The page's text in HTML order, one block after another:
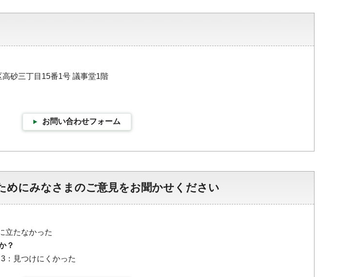
砂三丁目15番1号 議事堂1階
お問い合わせフォーム
めにみなさまのご意見をお聞かせください
立たなかった
？
3：見つけにくかった